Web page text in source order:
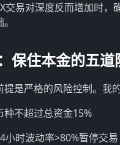
交易对深度反而增加时
保住本金的五道
提是严格的风险控制。我
种不超过总资金15%
小时波动率>80%暂停交易